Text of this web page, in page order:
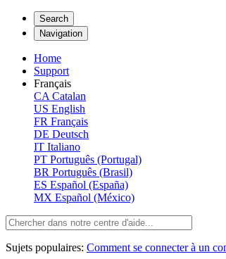
Search
Navigation
Home
Support
Français
CA Catalan
US English
FR Français
DE Deutsch
IT Italiano
PT Português (Portugal)
BR Português (Brasil)
ES Español (España)
MX Español (México)
Sujets populaires: Comment se connecter à un